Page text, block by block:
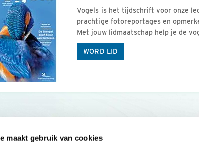
maakt gebruik van cookies
Vogels is het tijdschrift voor onze
prachtige fotoreportages en
Met jouw lidmaatschap help je de
WORD LID